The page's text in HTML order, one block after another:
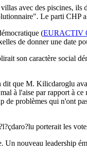
avec des piscines,
Le parti CHP
(EURACTIV
de donner une date
son caractère social
que M. Kilicdaroglu
à l'aise par rapport à
problèmes qui n'ont
porterait les
nouveau leadership